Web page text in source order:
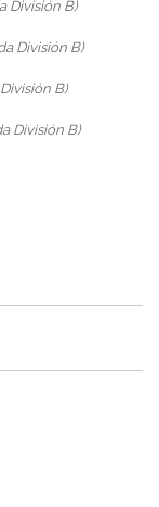
División B)
División B)
B)
División B)